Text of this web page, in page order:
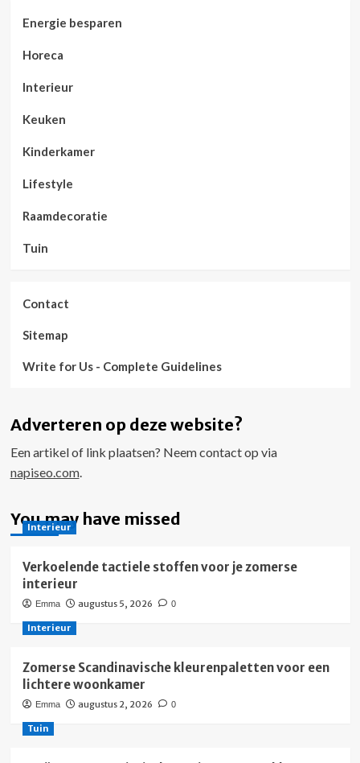
Energie besparen
Horeca
Interieur
Keuken
Kinderkamer
Lifestyle
Raamdecoratie
Tuin
Contact
Sitemap
Write for Us - Complete Guidelines
Adverteren op deze website?
Een artikel of link plaatsen? Neem contact op via
napiseo.com.
You may have missed
Interieur
Verkoelende tactiele stoffen voor je zomerse
interieur
Emma augustus 5, 2026 0
Interieur
Zomerse Scandinavische kleurenpaletten voor een
lichtere woonkamer
Emma augustus 2, 2026 0
Tuin